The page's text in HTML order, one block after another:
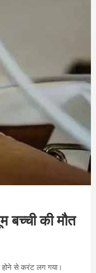
बच्ची की मौत
होने से करंट लग गया।